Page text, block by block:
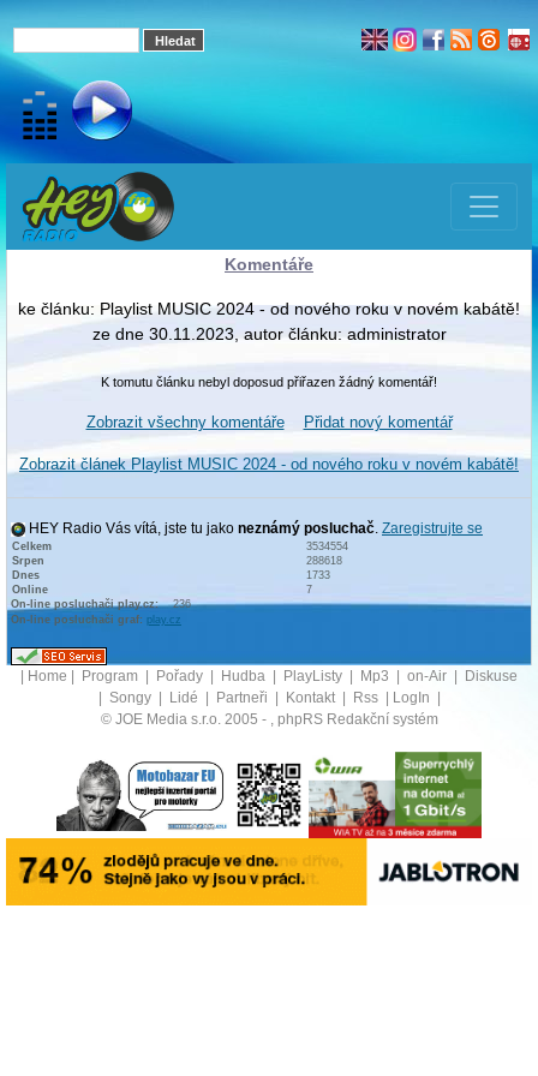
Komentáře
ke článku: Playlist MUSIC 2024 - od nového roku v novém kabátě!
ze dne 30.11.2023, autor článku: administrator
K tomutu článku nebyl doposud přiřazen žádný komentář!
Zobrazit všechny komentáře Přidat nový komentář
Zobrazit článek Playlist MUSIC 2024 - od nového roku v novém kabátě!
HEY Radio Vás vítá, jste tu jako neznámý posluchač. Zaregistrujte se
Celkem
3534554
Srpen
288618
Dnes
1733
Online
7
On-line posluchači play.cz:
236
On-line posluchači graf: play.cz
Home Program Pořady Hudba PlayListy Mp3 on-Air
Diskuse
Songy Lidé Partneři Kontakt Rss LogIn
© JOE Media s.r.o. 2005 - , phpRS Redakční systém